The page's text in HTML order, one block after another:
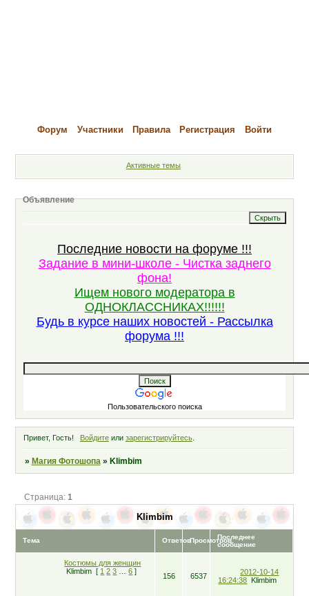
Форум Участники Правила Регистрация Войти
Активные темы
Объявление
Последние новости на форуме !!!
Задание в мини-школе - Чистка заднего
фона!
Ищем нового модератора в
ОДНОКЛАССНИКАХ!!!!!!
Будь в курсе наших новостей - Рассылка
форума !!!
Пользовательского поиска
Привет, Гость! Войдитеили зарегистрируйтесь.
» Магия Фотошопа » Klimbim
Klimbim
Страница: 1
Тема ОтветовПросмотровПоследнее
сообщение
Костюмы для женщин
Klimbim [ 1 2 3 6 ]
156 6537
2012-10-14
16:24:38 Klimbim